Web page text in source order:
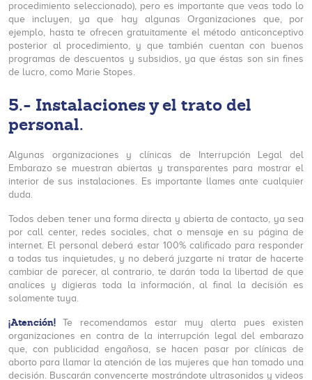
procedimiento seleccionado), pero es importante que veas todo lo
que incluyen, ya que hay algunas Organizaciones que, por
ejemplo, hasta te ofrecen gratuitamente el método anticonceptivo
posterior al procedimiento, y que también cuentan con buenos
programas de descuentos y subsidios, ya que éstas son sin fines
de lucro, como Marie Stopes.
5.- Instalaciones y el trato del
personal.
Algunas organizaciones y clínicas de Interrupción Legal del
Embarazo se muestran abiertas y transparentes para mostrar el
interior de sus instalaciones. Es importante llames ante cualquier
duda.
Todos deben tener una forma directa y abierta de contacto, ya sea
por call center, redes sociales, chat o mensaje en su página de
internet. El personal deberá estar 100% calificado para responder
a todas tus inquietudes, y no deberá juzgarte ni tratar de hacerte
cambiar de parecer, al contrario, te darán toda la libertad de que
analices y digieras toda la información, al final la decisión es
solamente tuya.
¡Atención! Te recomendamos estar muy alerta pues existen
organizaciones en contra de la interrupción legal del embarazo
que, con publicidad engañosa, se hacen pasar por clínicas de
aborto para llamar la atención de las mujeres que han tomado una
decisión. Buscarán convencerte mostrándote ultrasonidos y videos